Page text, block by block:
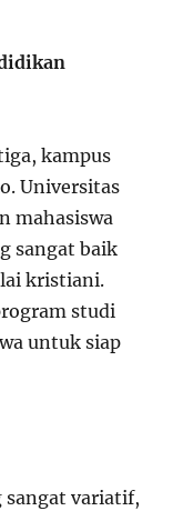
kampus
Universitas
mahasiswa
sangat baik
kristiani.
studi
untuk siap
variatif,